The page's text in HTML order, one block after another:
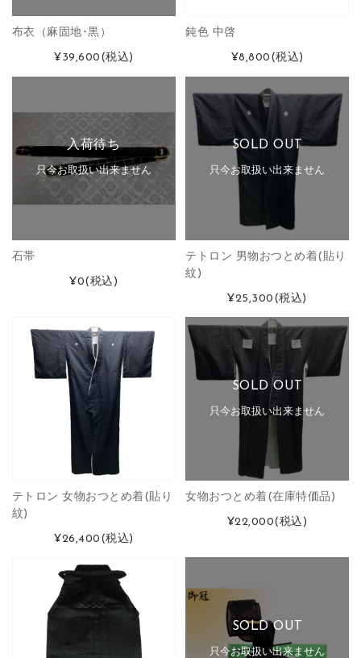
布衣（麻固地･黒）
¥39,600 (税込)
鈍色 中啓
¥8,800 (税込)
入荷待ち
只今お取扱い出来ません
石帯
¥0(税込)
SOLD OUT
只今お取扱い出来ません
テトロン 男物おつとめ着(貼り
紋)
¥25,300 (税込)
テトロン 女物おつとめ着(貼り
紋)
¥26,400 (税込)
SOLD OUT
只今お取扱い出来ません
女物おつとめ着(在庫特価品)
¥22,000(税込)
SOLD OUT
只今お取扱い出来ません